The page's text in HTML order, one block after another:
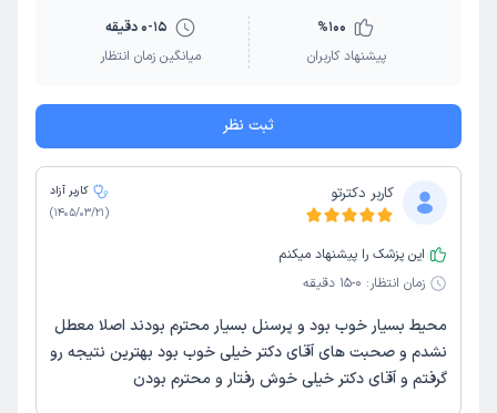
%100
پیشنهاد کاربران
0-15 دقیقه
میانگین زمان انتظار
ثبت نظر
کاربر دکترتو
کاربر آزاد
(
1405/03/21
)
این پزشک را پیشنهاد میکنم
زمان انتظار: 0-15 دقیقه
محیط بسیار خوب بود و پرسنل بسیار محترم بودند اصلا معطل
نشدم و صحبت های آقای دکتر خیلی خوب بود بهترین نتیجه رو
گرفتم و آقای دکتر خیلی خوش رفتار و محترم بودن